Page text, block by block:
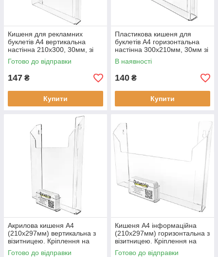
Кишеня для рекламних
буклетів А4 вертикальна
настінна 210х300, 30мм, зі
скотчем
Готово до відправки
147 ₴
Купити
Пластикова кишеня для
буклетів А4 горизонтальна
настінна 300х210мм, 30мм зі
скотчем
В наявності
140 ₴
Купити
Акрилова кишеня А4
(210х297мм) вертикальна з
візитницею. Кріплення на
саморіз
Готово до відправки
Кишеня А4 інформаційна
(210х297мм) горизонтальна з
візитницею. Кріплення на
саморіз
Готово до відправки